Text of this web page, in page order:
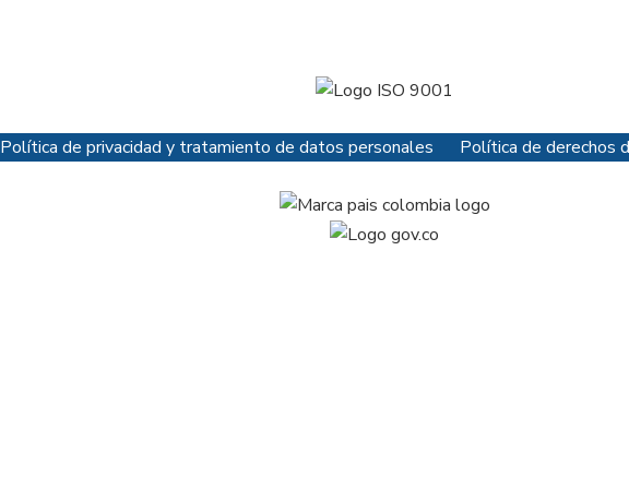
Política de privacidad y tratamiento de datos personales Política de derechos